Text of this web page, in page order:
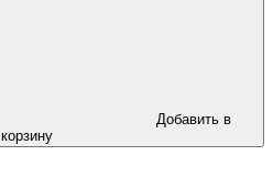
Добавить в
корзину